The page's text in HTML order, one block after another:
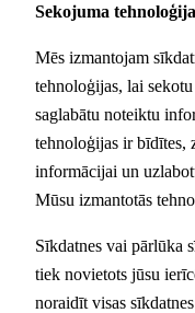
Sekojuma
Mēs izmantojam
tehnoloģijas, lai
saglabātu noteiktu
tehnoloģijas ir bīdītes,
informācijai un
Mūsu izmantotās
Sīkdatnes vai pārlūka
tiek novietots jūsu
noraidīt visas